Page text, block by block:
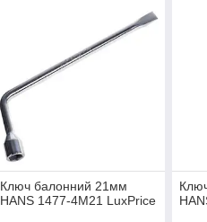
Ключ балонний 21мм
HANS 1477-4M21 LuxPrice